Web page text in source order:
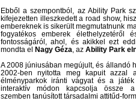
Ebből a szempontból, az Ability Park
kifejezetten illeszkedett a road show,
embereknek is sikerült megmutatnunk
fogyatékos emberek élethelyzetéről
fontosságáról, ahol, és akikkel ezt
mondta el
Nagy Géza, az Ability Park
A 2008 júniusában megújult, és állandó
2002-ben nyitotta meg kapuit azzal
élményparkok iránti vágyat és a játék
interaktív módon kapcsolja össze a
szemben tanúsított társadalmi attitűd-